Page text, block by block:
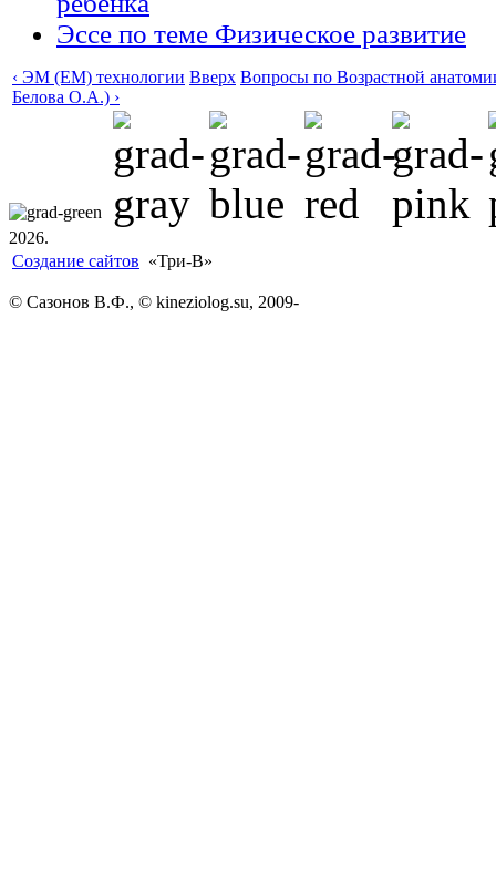
Эссе по теме Физическое развитие
‹ ЭМ (EM) технологии Вверх Вопросы по Возрастной
Белова О.А.) ›
2026.
Создание сайтов «Три-В»
© Сазонов В.Ф., © kineziolog.su, 2009-